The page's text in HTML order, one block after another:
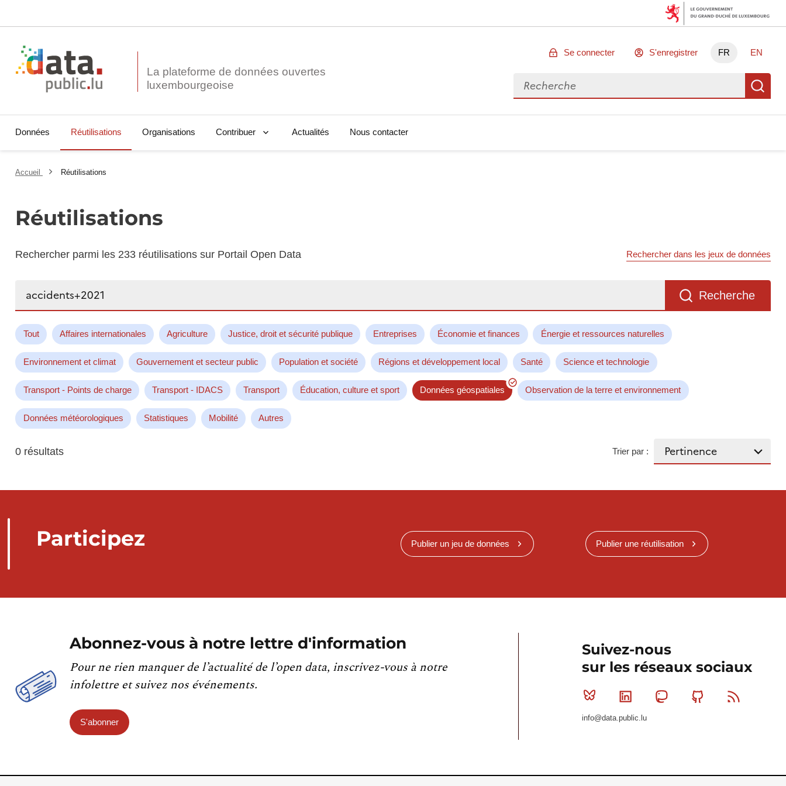
La plateforme de données ouvertes
Se connecter S'enregistrer FR EN
Rechercher des données
Données Réutilisations Organisations Contribuer Actualités Nous contacter
Accueil Réutilisations
Réutilisations
Rechercher parmi les 233 réutilisations sur Portail Open Data Rechercher dans les jeux de données
Recherche
Tout Affaires internationales Agriculture Justice, droit et sécurité publique Entreprises Économie et finances Énergie et ressources naturelles
Environnement et climat Gouvernement et secteur public Population et société Régions et développement local Santé Science et technologie
Transport - Points de charge Transport - IDACS Transport Éducation, culture et sport Données géospatiales Observation de la terre et environnement
Données météorologiques Statistiques Mobilité Autres
0 résultats Trier par :
Participez Publier un jeu de données Publier une réutilisation
Abonnez-vous à notre lettre d'information
Pour ne rien manquer de l’actualité de l’open data, inscrivez-vous à notre
infolettre et suivez nos événements.
S'abonner
Suivez-nous
sur les réseaux sociaux
Bluesky Linkedin MastodonGithub
info@data.public.lu